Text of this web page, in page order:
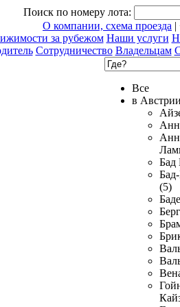
Поиск по номеру лота:
О компании, схема проезда |
за рубежом Наши услуги
Сотрудничество Владельцам
Все
в Австрии
Бад
(5)